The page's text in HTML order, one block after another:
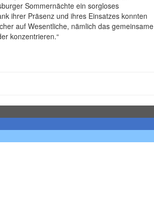
Sommernächte ein sorgloses
ihrer Präsenz und ihres Einsatzes konnten
auf Wesentliche, nämlich das gemeinsame
konzentrieren.“